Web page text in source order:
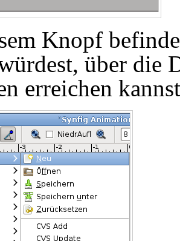
Knopf
über die
erreichen